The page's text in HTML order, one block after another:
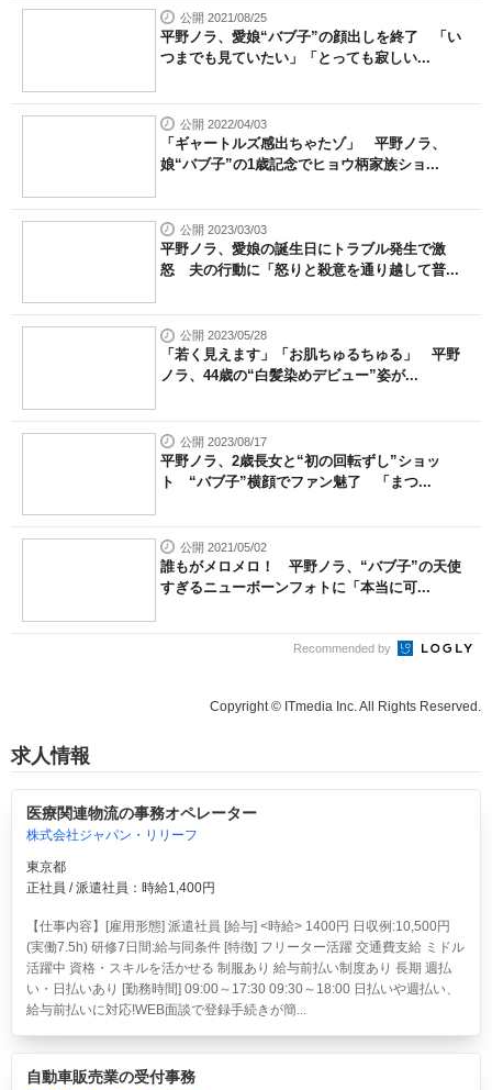
公開 2021/08/25
平野ノラ、愛娘“バブ子”の顔出しを終了 「い
つまでも見ていたい」「とっても寂しい...
公開 2022/04/03
「ギャートルズ感出ちゃたゾ」 平野ノラ、
娘“バブ子”の1歳記念でヒョウ柄家族ショ...
公開 2023/03/03
平野ノラ、愛娘の誕生日にトラブル発生で激
怒 夫の行動に「怒りと殺意を通り越して普...
公開 2023/05/28
「若く見えます」「お肌ちゅるちゅる」 平野
ノラ、44歳の“白髪染めデビュー”姿が...
公開 2023/08/17
平野ノラ、2歳長女と“初の回転ずし”ショッ
ト “バブ子”横顔でファン魅了 「まつ...
公開 2021/05/02
誰もがメロメロ！ 平野ノラ、“バブ子”の天使
すぎるニューボーンフォトに「本当に可...
Recommended by
Copyright © ITmedia Inc. All Rights Reserved.
求人情報
医療関連物流の事務オペレーター
株式会社ジャパン・リリーフ
東京都
正社員 / 派遣社員：時給1,400円
【仕事内容】[雇用形態] 派遣社員 [給与] <時給> 1400円 日収例:10,500円
(実働7.5h) 研修7日間:給与同条件 [特徴] フリーター活躍 交通費支給 ミドル
活躍中 資格・スキルを活かせる 制服あり 給与前払い制度あり 長期 週払
い・日払いあり [勤務時間] 09:00～17:30 09:30～18:00 日払いや週払い、
給与前払いに対応!WEB面談で登録手続きが簡...
自動車販売業の受付事務